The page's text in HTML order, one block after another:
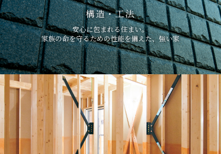
構造・工法
安心に包まれる住まい。
家族の命を守るための性能を備えた、強い家